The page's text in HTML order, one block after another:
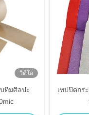
วิดีโอ
ทิมศิลปะ
เทปปิดกร